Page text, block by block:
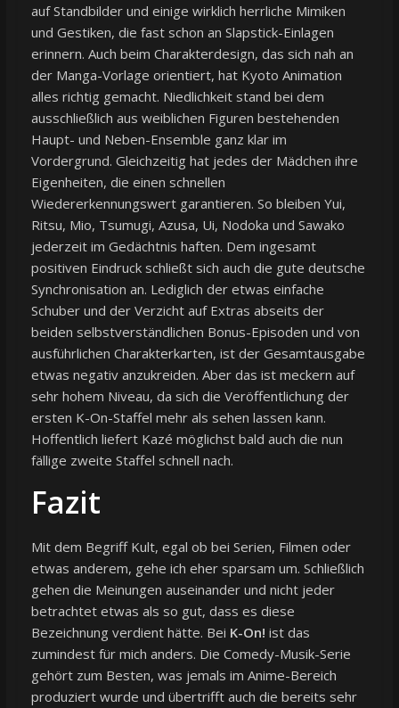
auf Standbilder und einige wirklich herrliche Mimiken
und Gestiken, die fast schon an Slapstick-Einlagen
erinnern. Auch beim Charakterdesign, das sich nah an
der Manga-Vorlage orientiert, hat Kyoto Animation
alles richtig gemacht. Niedlichkeit stand bei dem
ausschließlich aus weiblichen Figuren bestehenden
Haupt- und Neben-Ensemble ganz klar im
Vordergrund. Gleichzeitig hat jedes der Mädchen ihre
Eigenheiten, die einen schnellen
Wiedererkennungswert garantieren. So bleiben Yui,
Ritsu, Mio, Tsumugi, Azusa, Ui, Nodoka und Sawako
jederzeit im Gedächtnis haften. Dem ingesamt
positiven Eindruck schließt sich auch die gute deutsche
Synchronisation an. Lediglich der etwas einfache
Schuber und der Verzicht auf Extras abseits der
beiden selbstverständlichen Bonus-Episoden und von
ausführlichen Charakterkarten, ist der Gesamtausgabe
etwas negativ anzukreiden. Aber das ist meckern auf
sehr hohem Niveau, da sich die Veröffentlichung der
ersten K-On-Staffel mehr als sehen lassen kann.
Hoffentlich liefert Kazé möglichst bald auch die nun
fällige zweite Staffel schnell nach.
Fazit
Mit dem Begriff Kult, egal ob bei Serien, Filmen oder
etwas anderem, gehe ich eher sparsam um. Schließlich
gehen die Meinungen auseinander und nicht jeder
betrachtet etwas als so gut, dass es diese
Bezeichnung verdient hätte. Bei K-On! ist das
zumindest für mich anders. Die Comedy-Musik-Serie
gehört zum Besten, was jemals im Anime-Bereich
produziert wurde und übertrifft auch die bereits sehr